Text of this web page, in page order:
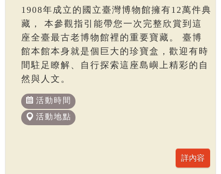
1908年成立的國立臺灣博物館擁有12萬件典
藏， 本參觀指引能帶您一次完整欣賞到這
座全臺最古老博物館裡的重要寶藏。 臺博
館本館本身就是個巨大的珍寶盒，歡迎有時
間駐足瞭解、自行探索這座島嶼上精彩的自
然與人文。
活動時間
活動地點